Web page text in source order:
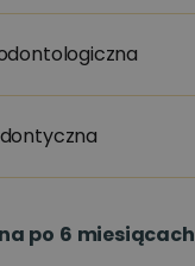
po 6 miesiącach